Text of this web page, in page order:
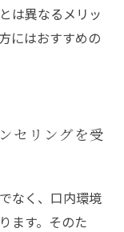
は異なるメリッ
にはおすすめの
セリングを受
なく、口内環境
ます。そのた